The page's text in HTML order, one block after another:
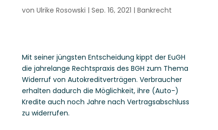
von Ulrike Rosowski | Sep. 16, 2021 | Bankrecht
Mit seiner jüngsten Entscheidung kippt der EuGH
die jahrelange Rechtspraxis des BGH zum Thema
Widerruf von Autokreditverträgen. Verbraucher
erhalten dadurch die Möglichkeit, ihre (Auto-)
Kredite auch noch Jahre nach Vertragsabschluss
zu widerrufen.